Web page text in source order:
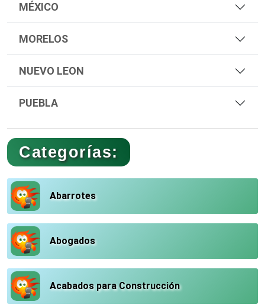
MÉXICO
MORELOS
NUEVO LEON
PUEBLA
Categorías:
Abarrotes
Abogados
Acabados para Construcción